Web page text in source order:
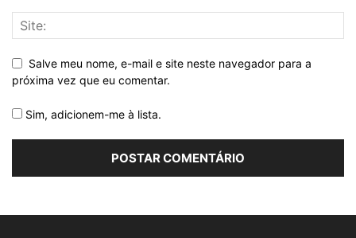
Salve meu nome, e-mail e site neste navegador para a
próxima vez que eu comentar.
Sim, adicionem-me à lista.